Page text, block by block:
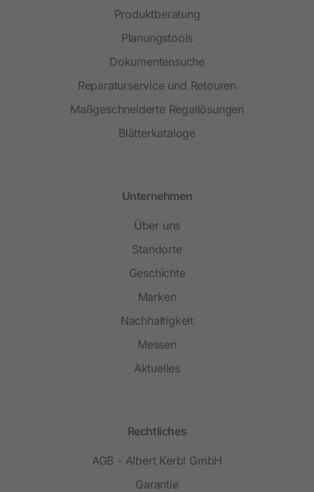
Produktberatung
Planungstools
Dokumentensuche
Reparaturservice und Retouren
Maßgeschneiderte Regallösungen
Blätterkataloge
Unternehmen
Über uns
Standorte
Geschichte
Marken
Nachhaltigkeit
Messen
Aktuelles
Rechtliches
AGB - Albert Kerbl GmbH
Garantie